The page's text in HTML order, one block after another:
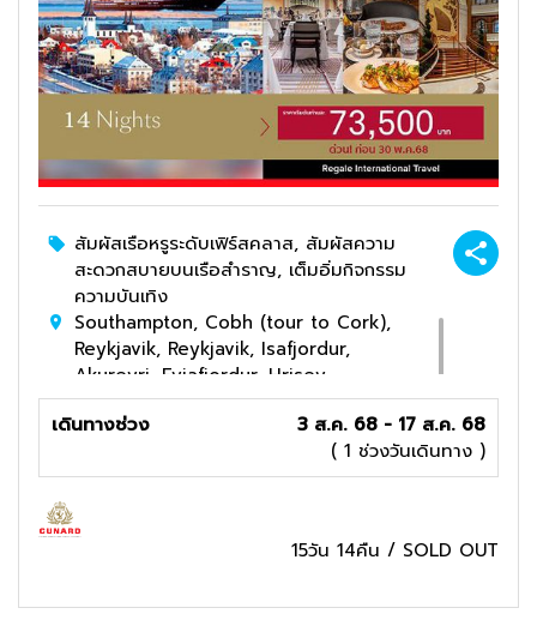
สัมผัสเรือหรูระดับเฟิร์สคลาส, สัมผัสความ
สะดวกสบายบนเรือสำราญ, เต็มอิ่มกิจกรรม
ความบันเทิง
Southampton, Cobh (tour to Cork),
Reykjavik, Reykjavik, Isafjordur,
Akureyri, Eyjafjordur, Hrisey,
Greenock, Liverpool
อาหารนานาชาติ, อาหารท้องถิ่น, เครื่องดื่ม
เดินทางช่วง
3 ส.ค. 68 - 17 ส.ค. 68
( 1 ช่วงวันเดินทาง )
15วัน 14คืน / SOLD OUT